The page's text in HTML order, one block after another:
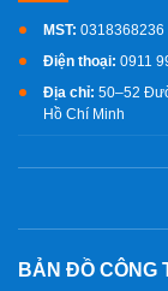
BẢN ĐỒ CÔNG
MST: 0318368236
Điện thoại: 0911
Địa chỉ: 50–52
Hồ Chí Minh